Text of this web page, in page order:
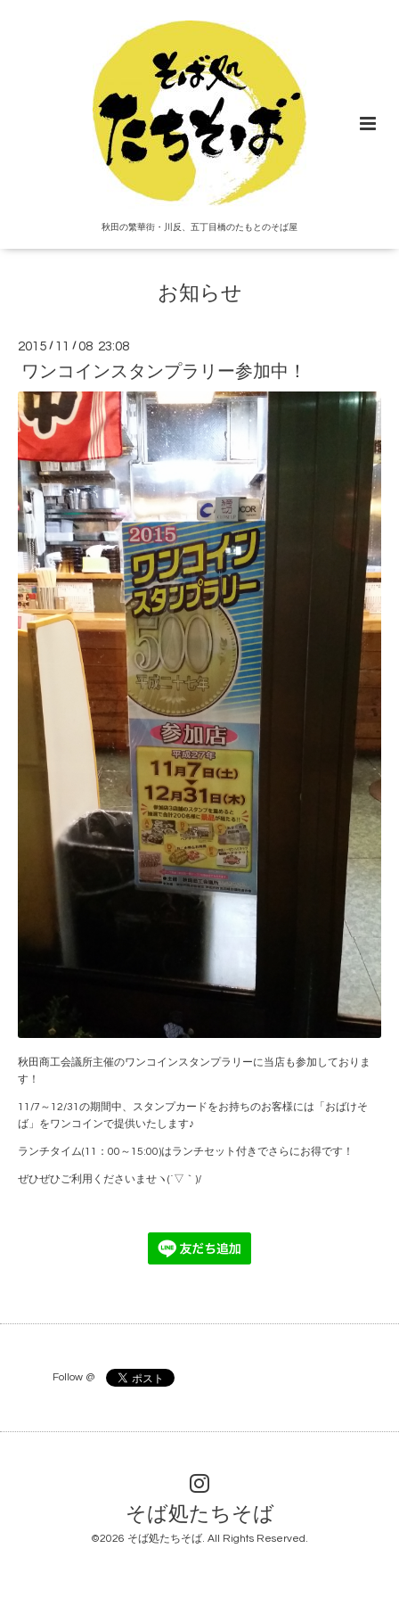
秋田の繁華街・川反、五丁目橋のたもとのそば屋
お知らせ
2015 / 11 /08 23:08
ワンコインスタンプラリー参加中！
秋田商工会議所主催のワンコインスタンプラリーに当店も参加しておりま
す！
11/7～12/31の期間中、スタンプカードをお持ちのお客様には「おばけそ
ば」をワンコインで提供いたします♪
ランチタイム(11：00～15:00)はランチセット付きでさらにお得です！
ぜひぜひご利用くださいませヽ(´▽｀)/
Follow @
そば処たちそば
©2026 そば処たちそば. All Rights Reserved.